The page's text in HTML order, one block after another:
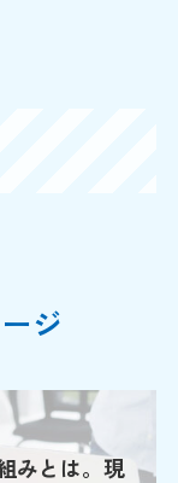
ジ
みとは。現